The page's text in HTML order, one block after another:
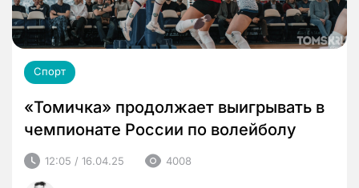
Спорт
«Томичка» продолжает выигрывать в
чемпионате России по волейболу
12:05 / 16.04.25 4008